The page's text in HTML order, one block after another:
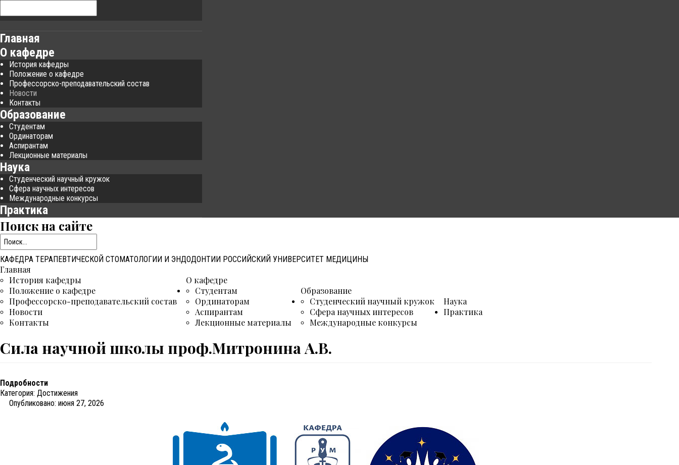
Главная
О кафедре
История кафедры
Положение о кафедре
Профессорско-преподавательский состав
Новости
Контакты
Образование
Студентам
Ординаторам
Аспирантам
Лекционные материалы
Наука
Студенческий научный кружок
Сфера научных интересов
Международные конкурсы
Практика
Поискна сайте
КАФЕДРА ТЕРАПЕВТИЧЕСКОЙ СТОМАТОЛОГИИ И ЭНДОДОНТИИ РОССИЙСКИЙ УНИВЕРСИТЕТ МЕДИЦИНЫ
Главная
О кафедре
История кафедры
Положение о кафедре
Профессорско-преподавательский состав
Новости
Контакты
Образование
Студентам
Ординаторам
Аспирантам
Лекционные материалы
Наука
Студенческий научный кружок
Сфера научных интересов
Международные конкурсы
Практика
Сила научной школы проф.Митронина А.В.
Подробности
Категория: Достижения
Опубликовано: июня 27, 2026